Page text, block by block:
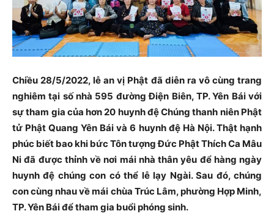
Chiều 28/5/2022, lễ an vị Phật đã diễn ra vô cùng trang
nghiêm tại số nhà 595 đường Điện Biên, TP. Yên Bái với
sự tham gia của hơn 20 huynh đệ Chúng thanh niên Phật
tử Phật Quang Yên Bái và 6 huynh đệ Hà Nội. Thật hạnh
phúc biết bao khi bức Tôn tượng Đức Phật Thích Ca Mâu
Ni đã được thỉnh về nơi mái nhà thân yêu để hàng ngày
huynh đệ chúng con có thể lễ lạy Ngài. Sau đó, chúng
con cùng nhau về mái chùa Trúc Lâm, phường Hợp Minh,
TP. Yên Bái để tham gia buổi phóng sinh.